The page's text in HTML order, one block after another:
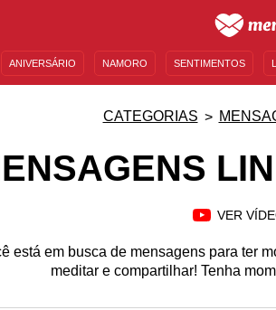
ANIVERSÁRIO NAMORO SENTIMENTOS
CATEGORIAS
VER
está em busca de mensagens para ter
meditar e compartilhar! Tenha